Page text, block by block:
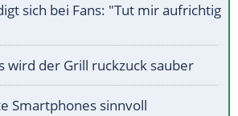
sich bei Fans: "Tut mir aufrichtig
wird der Grill ruckzuck sauber
Smartphones sinnvoll